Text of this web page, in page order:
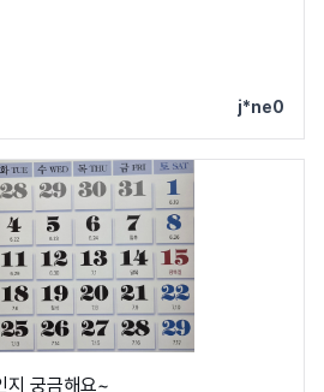
j*ne0
지 궁금해요~